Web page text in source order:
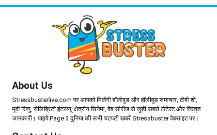
About Us
Stressbusterlive.com पर आपको मिलेंगी बॉलीवुड और हॉलीवुड समाचार, टीवी शो,
मूवी रिव्यु, सेलिब्रिटी इंटरव्यू, क्षेत्रीय सिनेमा, वेब सीरीज से जुड़ी सबसे लेटेस्ट और विस्तृत
जानकारी। पाइये Page 3 दुनिया की सभी चटपटी खबरें Stressbuster वेबसाइट पर।